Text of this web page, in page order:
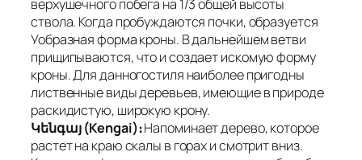
верхушечного побега на 1/3 общей высоты
ствола. Когда пробуждаются почки, образуется
Уобразная форма кроны. В дальнейшем ветви
прищипываются, что и создает искомую форму
кроны. Для данногостиля наиболее пригодны
лиственные виды деревьев, имеющие в природе
раскидистую, широкую крону.
Կենգայ (Kengai)։Напоминает дерево, которое
растет на краю скалы в горах и смотрит вниз.